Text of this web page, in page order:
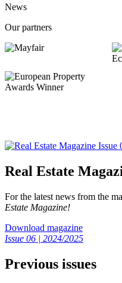
News
Our partners
Real Estate
For the latest news from the
Estate Magazine!
Download magazine
Issue 06 | 2024/2025
Previous issues